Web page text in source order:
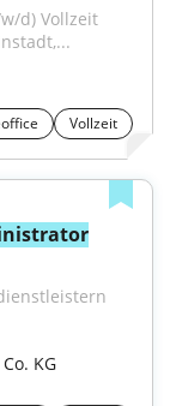
d) Vollzeit
Vollzeit
KG